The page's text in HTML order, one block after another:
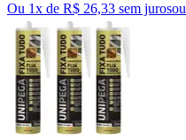
Ou 1x de R$ 26,33 sem jurosou